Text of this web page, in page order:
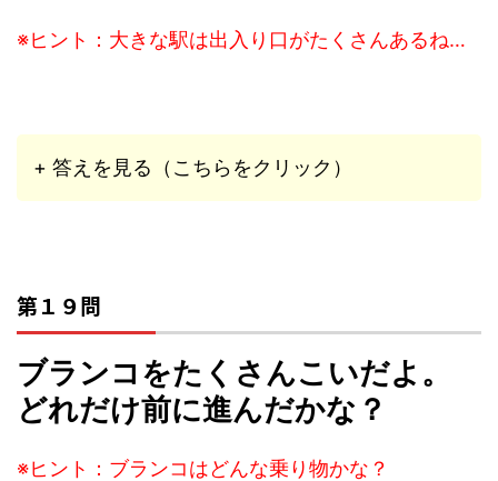
※ヒント：大きな駅は出入り口がたくさんあるね…
+ 答えを見る（こちらをクリック）
第１９問
ブランコをたくさんこいだよ。
どれだけ前に進んだかな？
※ヒント：ブランコはどんな乗り物かな？